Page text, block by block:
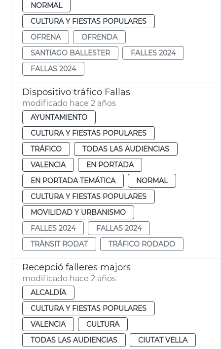
NORMAL
CULTURA Y FIESTAS POPULARES
OFRENA
OFRENDA
SANTIAGO BALLESTER
FALLES 2024
FALLAS 2024
Dispositivo tráfico Fallas
modificado hace 2 años
AYUNTAMIENTO
CULTURA Y FIESTAS POPULARES
TRÁFICO
TODAS LAS AUDIENCIAS
VALENCIA
EN PORTADA
EN PORTADA TEMÁTICA
NORMAL
CULTURA Y FIESTAS POPULARES
MOVILIDAD Y URBANISMO
FALLES 2024
FALLAS 2024
TRÀNSIT RODAT
TRÁFICO RODADO
Recepció falleres majors
modificado hace 2 años
ALCALDÍA
CULTURA Y FIESTAS POPULARES
VALENCIA
CULTURA
TODAS LAS AUDIENCIAS
CIUTAT VELLA